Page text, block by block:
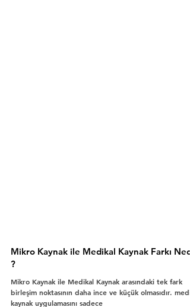
?
Mikro Kaynak ile Medikal Kaynak arasındaki tek fark